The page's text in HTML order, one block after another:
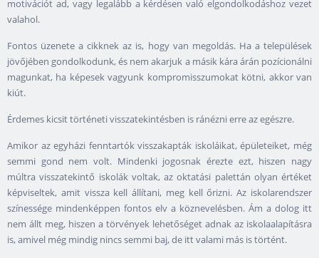
motivációt ad, vagy legalább a kérdésen való elgondolkodáshoz vezet
valahol.
Fontos üzenete a cikknek az is, hogy van megoldás. Ha a települések
jövőjében gondolkodunk, és nem akarjuk a másik kára árán pozícionálni
magunkat, ha képesek vagyunk kompromisszumokat kötni, akkor van
kiút.
Érdemes kicsit történeti visszatekintésben is ránézni erre az egészre.
Amikor az egyházi fenntartók visszakapták iskoláikat, épületeiket, még
semmi gond nem volt. Mindenki jogosnak érezte ezt, hiszen nagy
múltra visszatekintő iskolák voltak, az oktatási palettán olyan értéket
képviseltek, amit vissza kell állítani, meg kell őrizni. Az iskolarendszer
színessége mindenképpen fontos elv a köznevelésben. Ám a dolog itt
nem állt meg, hiszen a törvények lehetőséget adnak az iskolaalapításra
is, amivel még mindig nincs semmi baj, de itt valami más is történt.